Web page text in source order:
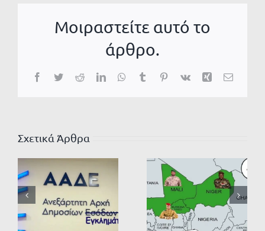
Μοιραστείτε αυτό το
άρθρο.
Facebook
TwitterRedditLinkedInWhatsApp
TumblrPinterest
Vk Xing Email
Σχετικά Άρθρα